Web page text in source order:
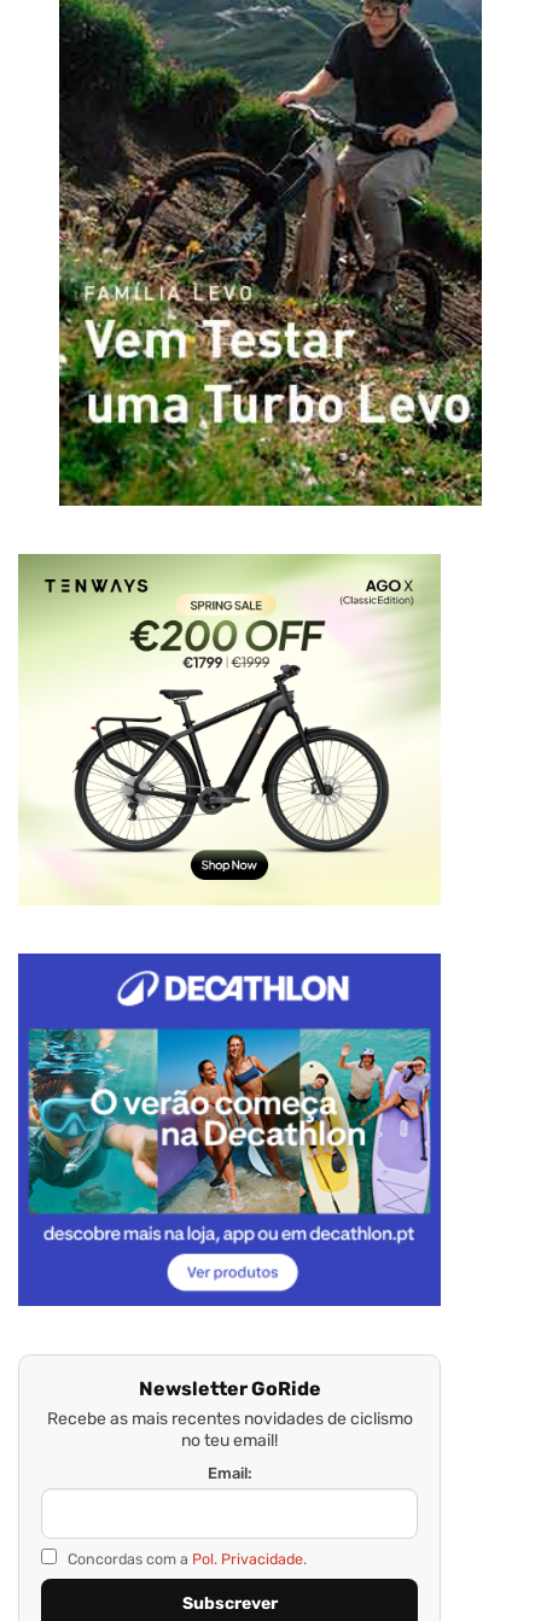
Newsletter GoRide
Recebe as mais recentes novidades de ciclismo
no teu email!
Email:
Concordas com a Pol. Privacidade.